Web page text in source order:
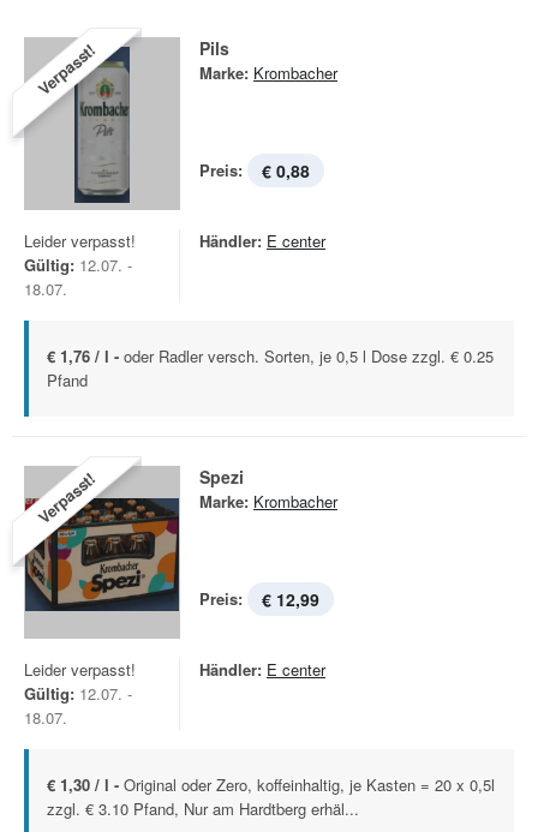
Verpasst! Pils
Marke: Krombacher
Preis: € 0,88
Leider verpasst!
Gültig: 12.07. -
18.07.
Händler: E center
€ 1,76 / l - oder Radler versch. Sorten, je 0,5 l Dose zzgl. € 0.25
Pfand
Verpasst! Spezi
Marke: Krombacher
Preis: € 12,99
Leider verpasst!
Gültig: 12.07. -
18.07.
Händler: E center
€ 1,30 / l - Original oder Zero, koffeinhaltig, je Kasten = 20 x 0,5l
zzgl. € 3.10 Pfand, Nur am Hardtberg erhäl...